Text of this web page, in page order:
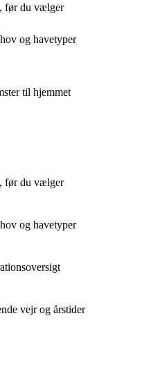
før du vælger
og havetyper
til hjemmet
før du vælger
og havetyper
vejr og årstider